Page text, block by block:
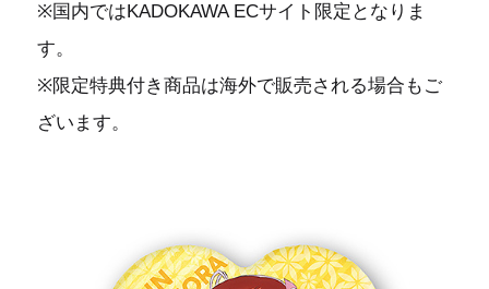
※国内ではKADOKAWA ECサイト限定となりま
す。
※限定特典付き商品は海外で販売される場合もご
ざいます。